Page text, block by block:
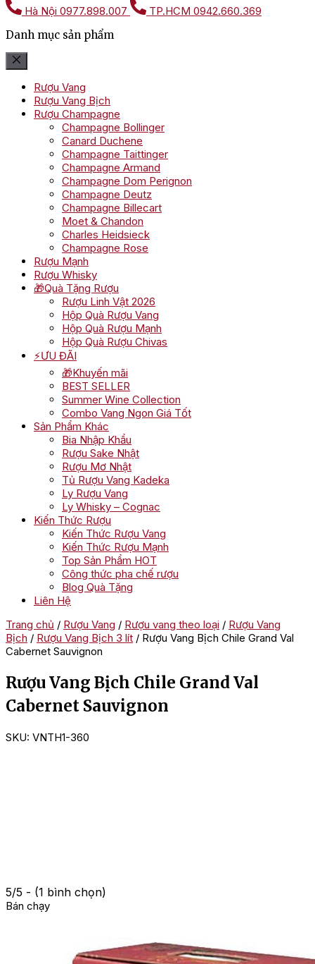
Hà Nội 0977.898.007 TP.HCM 0942.660.369
Danh mục sản phẩm
Rượu Vang
Rượu Vang Bịch
Rượu Champagne
Champagne Bollinger
Canard Duchene
Champagne Taittinger
Champagne Armand
Champagne Dom Perignon
Champagne Deutz
Champagne Billecart
Moet & Chandon
Charles Heidsieck
Champagne Rose
Rượu Mạnh
Rượu Whisky
🎁Quà Tặng Rượu
Rượu Linh Vật 2026
Hộp Quà Rượu Vang
Hộp Quà Rượu Mạnh
Hộp Quà Rượu Chivas
⚡ƯU ĐÃI
🎁Khuyến mãi
BEST SELLER
Summer Wine Collection
Combo Vang Ngon Giá Tốt
Sản Phẩm Khác
Bia Nhập Khẩu
Rượu Sake Nhật
Rượu Mơ Nhật
Tủ Rượu Vang Kadeka
Ly Rượu Vang
Ly Whisky – Cognac
Kiến Thức Rượu
Kiến Thức Rượu Vang
Kiến Thức Rượu Mạnh
Top Sản Phẩm HOT
Công thức pha chế rượu
Blog Quà Tặng
Liên Hệ
Trang chủ / Rượu Vang / Rượu vang theo loại / Rượu Vang
Bịch / Rượu Vang Bịch 3 lít / Rượu Vang Bịch Chile Grand Val
Cabernet Sauvignon
Rượu Vang Bịch Chile Grand Val
Cabernet Sauvignon
SKU: VNTH1-360
5/5 - (1 bình chọn)
Bán chạy